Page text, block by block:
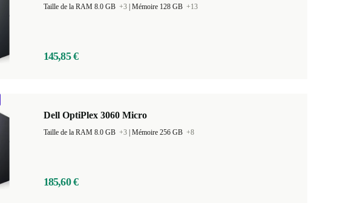
Taille de la RAM 8.0 GB +3 Mémoire 128 GB +13
145,85 €
Dell OptiPlex 3060 Micro
Taille de la RAM 8.0 GB +3 Mémoire 256 GB +8
185,60 €